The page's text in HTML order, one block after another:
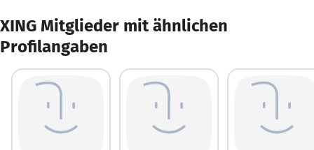
XING Mitglieder mit ähnlichen
Profilangaben